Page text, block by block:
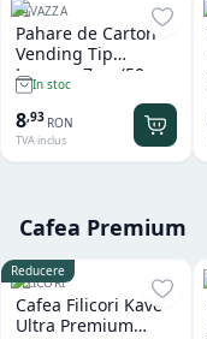
LAVAZZA
Pahare de Carton
Vending Tip
Lavazza 7 oz (50
buc/set)
In stoc
8,93 RON
TVA inclus
Cafea Premium
Reducere
FILICORI
Cafea Filicori Kave
Ultra Premium